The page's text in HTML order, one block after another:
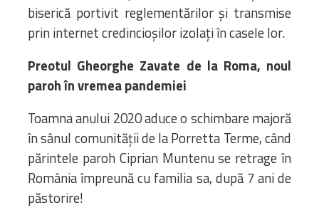
biserică portivit reglementărilor și transmise
prin internet credincioșilor izolați în casele lor.
Preotul Gheorghe Zavate de la Roma, noul
paroh în vremea pandemiei
Toamna anului 2020 aduce o schimbare majoră
în sânul comunității de la Porretta Terme, când
părintele paroh Ciprian Muntenu se retrage în
România împreună cu familia sa, după 7 ani de
păstorire!